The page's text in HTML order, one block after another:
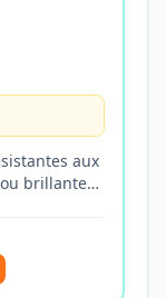
aux
brillante…